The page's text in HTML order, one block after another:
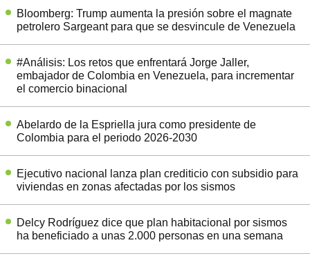
Bloomberg: Trump aumenta la presión sobre el magnate
petrolero Sargeant para que se desvincule de Venezuela
#Análisis: Los retos que enfrentará Jorge Jaller,
embajador de Colombia en Venezuela, para incrementar
el comercio binacional
Abelardo de la Espriella jura como presidente de
Colombia para el periodo 2026-2030
Ejecutivo nacional lanza plan crediticio con subsidio para
viviendas en zonas afectadas por los sismos
Delcy Rodríguez dice que plan habitacional por sismos
ha beneficiado a unas 2.000 personas en una semana